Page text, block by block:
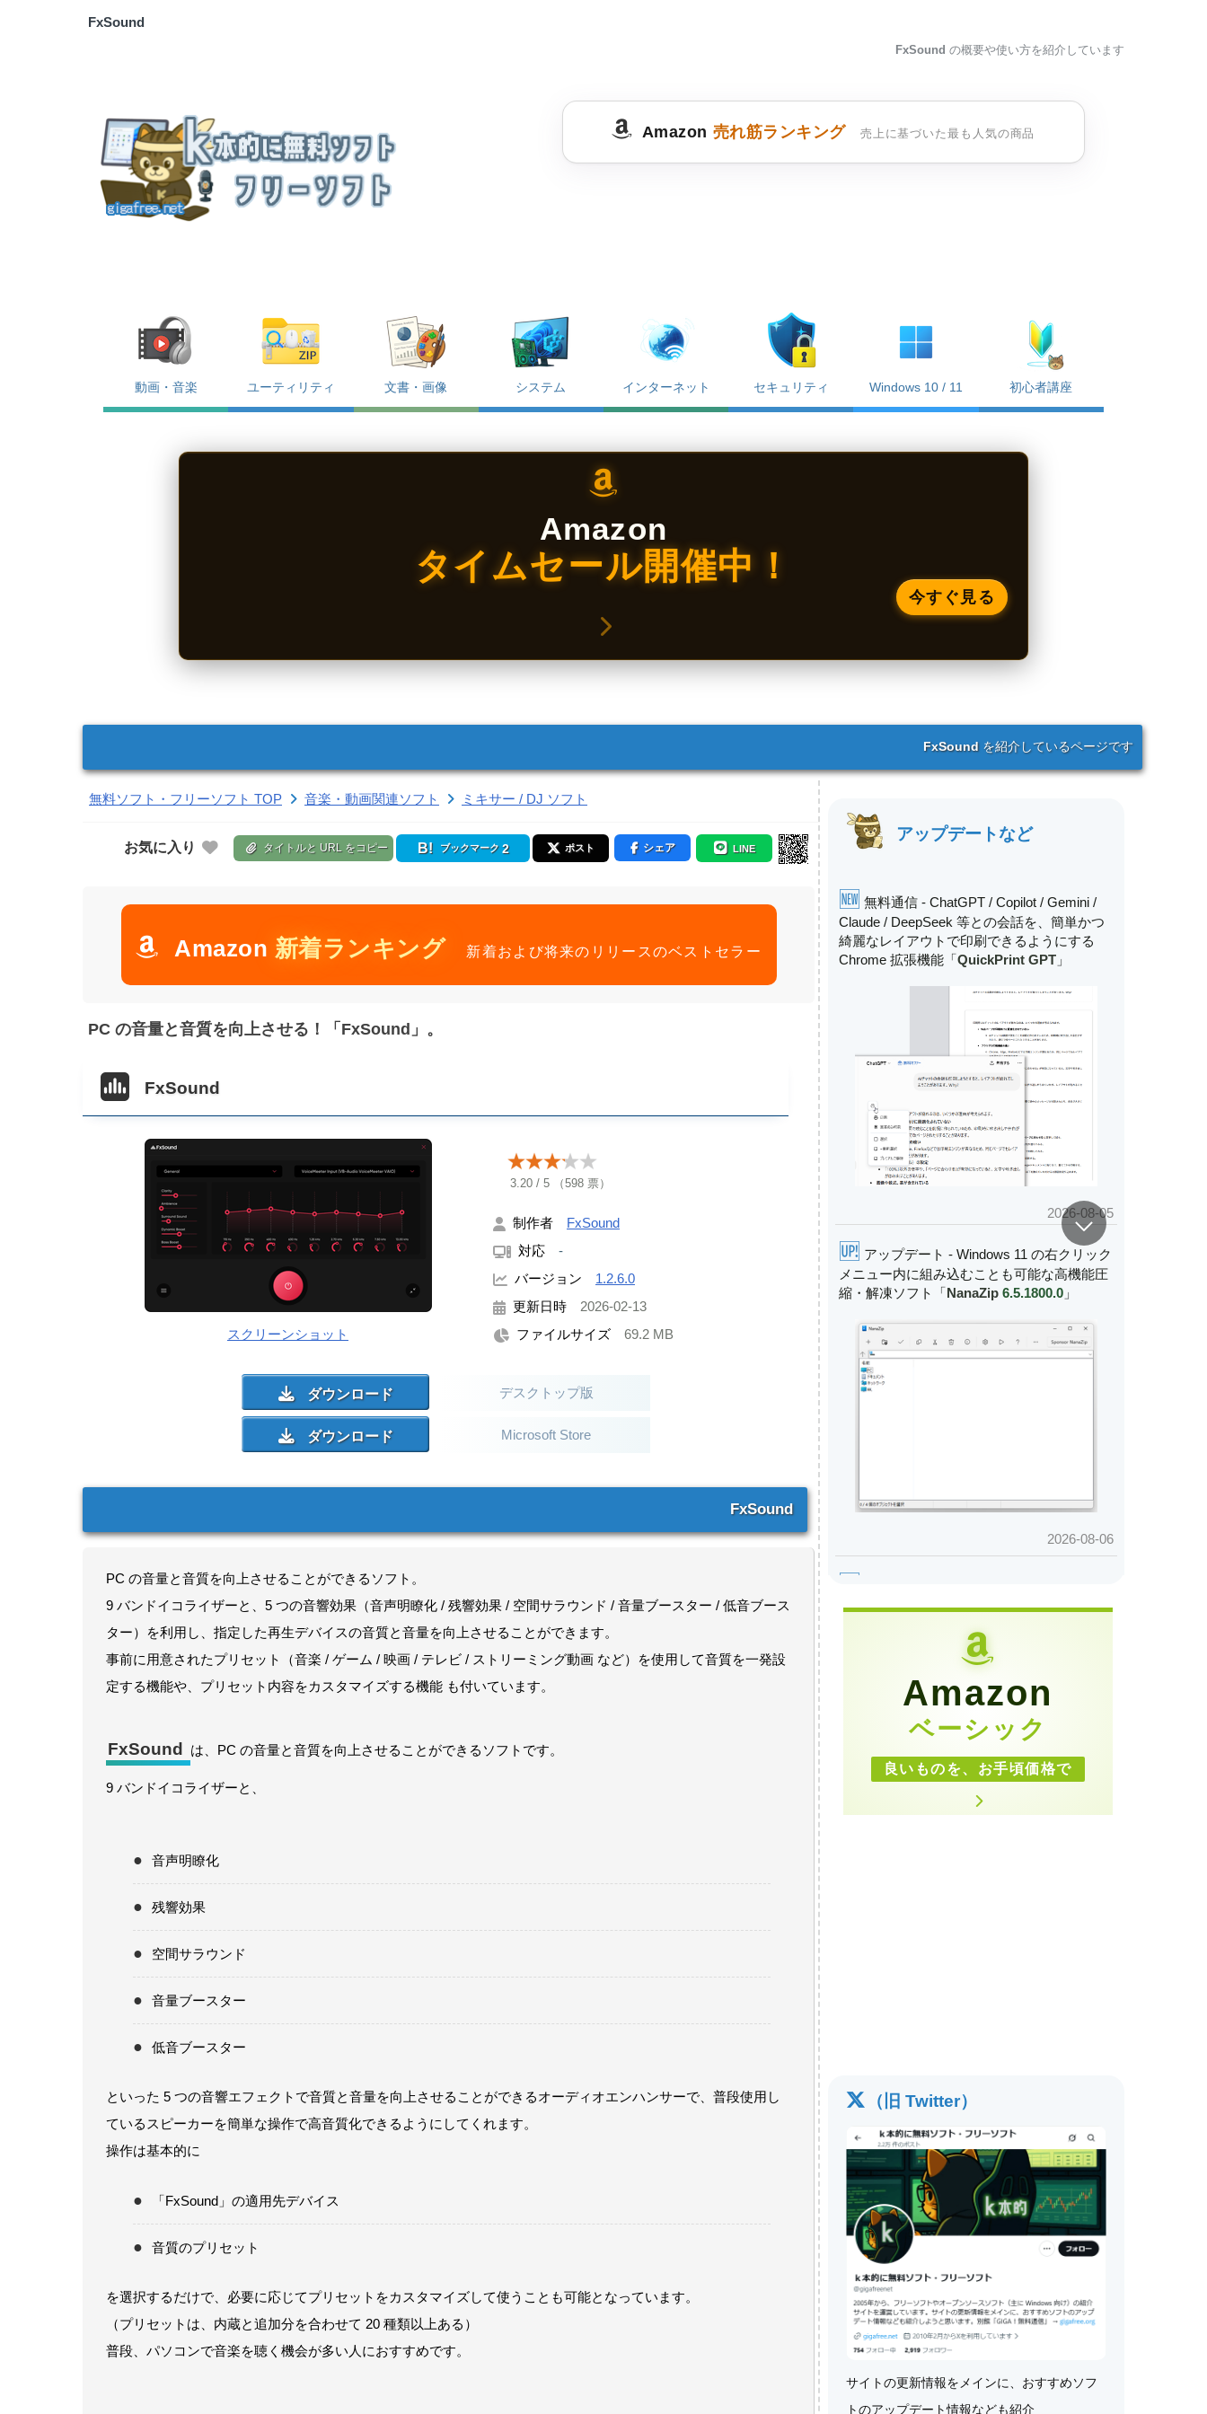
FxSound
FxSound の概要や使い方を紹介しています
Amazon 売れ筋ランキング 売上に基づいた最も人気の商品
動画・音楽 ユーティリティ 文書・画像 システム インターネット セキュリティ Windows 10 / 11 初心者講座
Amazon
タイムセール開催中！
今すぐ見る
FxSound を紹介しているページです
無料ソフト・フリーソフト TOP 音楽・動画関連ソフト ミキサー / DJ ソフト
お気に入り タイトルと URL をコピー ブックマーク 2 ポスト シェア LINE
Amazon 新着ランキング 新着および将来のリリースのベストセラー
PC の音量と音質を向上させる！「FxSound」。
FxSound
スクリーンショット
3.20 / 5 （598 票）
制作者 FxSound
対応 -
バージョン 1.2.6.0
更新日時 2026-02-13
ファイルサイズ 69.2 MB
デスクトップ版
Microsoft Store
FxSound
PC の音量と音質を向上させることができるソフト。
9 バンドイコライザーと、5 つの音響効果（音声明瞭化 / 残響効果 / 空間サラウンド / 音量ブースター / 低音ブース
ター）を利用し、指定した再生デバイスの音質と音量を向上させることができます。
事前に用意されたプリセット（音楽 / ゲーム / 映画 / テレビ / ストリーミング動画 など）を使用して音質を一発設
定する機能や、プリセット内容をカスタマイズする機能 も付いています。
FxSound は、PC の音量と音質を向上させることができるソフトです。
9 バンドイコライザーと、
音声明瞭化
残響効果
空間サラウンド
音量ブースター
低音ブースター
といった 5 つの音響エフェクトで音質と音量を向上させることができるオーディオエンハンサーで、普段使用し
ているスピーカーを簡単な操作で高音質化できるようにしてくれます。
操作は基本的に
「FxSound」の適用先デバイス
音質のプリセット
を選択するだけで、必要に応じてプリセットをカスタマイズして使うことも可能となっています。
（プリセットは、内蔵と追加分を合わせて 20 種類以上ある）
普段、パソコンで音楽を聴く機会が多い人におすすめです。
アップデートなど
Amazon
ベーシック
良いものを、お手頃価格で
（旧 Twitter）
サイトの更新情報をメインに、おすすめソフ
トのアップデート情報なども紹介